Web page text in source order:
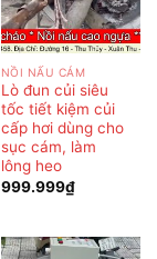
NỒI NẤU CÁM
Lò đun củi siêu
tốc tiết kiệm củi
cấp hơi dùng cho
sục cám, làm
lông heo
999.999₫